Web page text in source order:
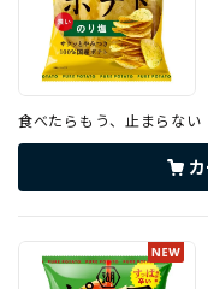
食べたらもう、止まらな